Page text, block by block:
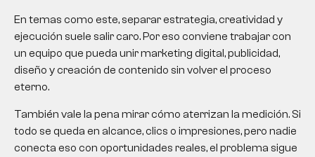
En temas como este, separar estrategia, creatividad y
ejecución suele salir caro. Por eso conviene trabajar con
un equipo que pueda unir marketing digital, publicidad,
diseño y creación de contenido sin volver el proceso
eterno.
También vale la pena mirar cómo aterrizan la medición. Si
todo se queda en alcance, clics o impresiones, pero nadie
conecta eso con oportunidades reales, el problema sigue